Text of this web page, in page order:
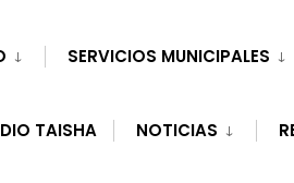
SERVICIOS MUNICIPALES
TAISHA NOTICIAS